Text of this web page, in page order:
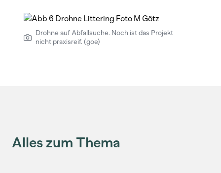
Drohne auf Abfallsuche. Noch ist das Projekt
nicht praxisreif. (goe)
Alles zum Thema